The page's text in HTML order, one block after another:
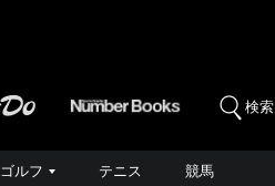
検索
ゴルフ テニス 競馬